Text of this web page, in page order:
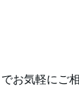
お気軽にご相